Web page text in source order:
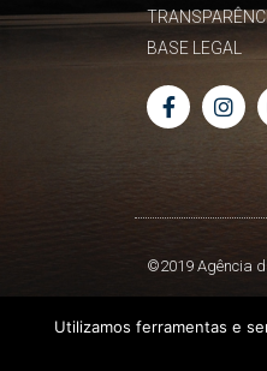
BASE LEGAL
©2019 Agência
Utilizamos ferramentas e